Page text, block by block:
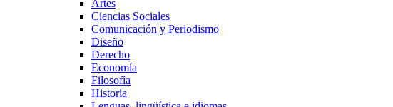
Artes
Ciencias Sociales
Comunicación y Periodismo
Diseño
Derecho
Economía
Filosofía
Historia